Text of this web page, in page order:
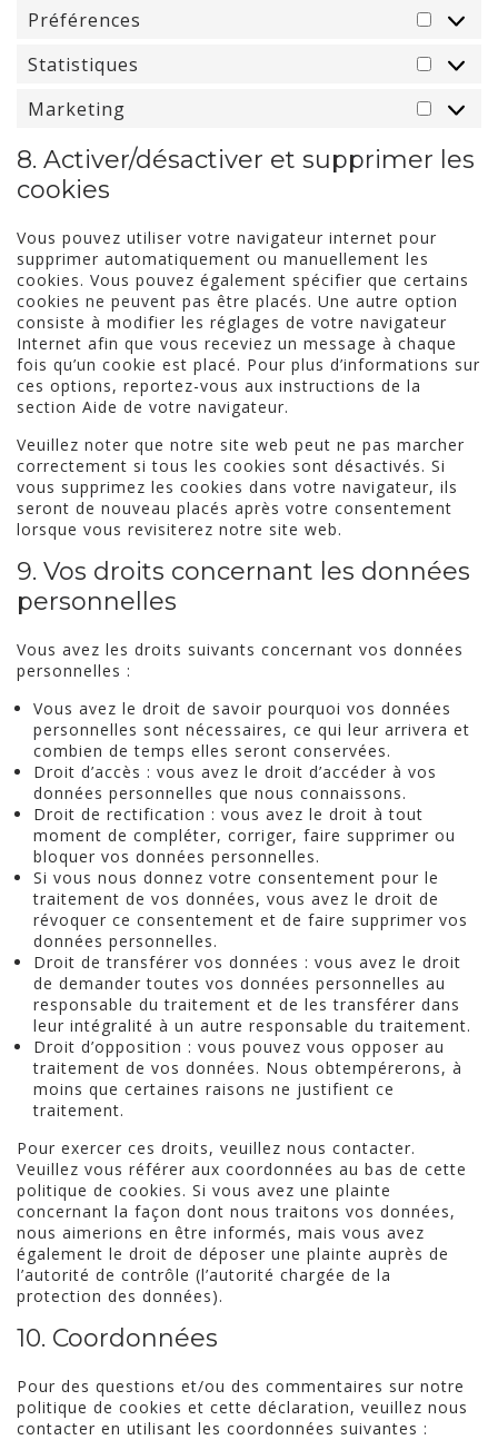
Préférences
Statistiques
Marketing
8. Activer/désactiver et supprimer les
cookies
Vous pouvez utiliser votre navigateur internet pour
supprimer automatiquement ou manuellement les
cookies. Vous pouvez également spécifier que certains
cookies ne peuvent pas être placés. Une autre option
consiste à modifier les réglages de votre navigateur
Internet afin que vous receviez un message à chaque
fois qu’un cookie est placé. Pour plus d’informations sur
ces options, reportez-vous aux instructions de la
section Aide de votre navigateur.
Veuillez noter que notre site web peut ne pas marcher
correctement si tous les cookies sont désactivés. Si
vous supprimez les cookies dans votre navigateur, ils
seront de nouveau placés après votre consentement
lorsque vous revisiterez notre site web.
9. Vos droits concernant les données
personnelles
Vous avez les droits suivants concernant vos données
personnelles :
Vous avez le droit de savoir pourquoi vos données
personnelles sont nécessaires, ce qui leur arrivera et
combien de temps elles seront conservées.
Droit d’accès : vous avez le droit d’accéder à vos
données personnelles que nous connaissons.
Droit de rectification : vous avez le droit à tout
moment de compléter, corriger, faire supprimer ou
bloquer vos données personnelles.
Si vous nous donnez votre consentement pour le
traitement de vos données, vous avez le droit de
révoquer ce consentement et de faire supprimer vos
données personnelles.
Droit de transférer vos données : vous avez le droit
de demander toutes vos données personnelles au
responsable du traitement et de les transférer dans
leur intégralité à un autre responsable du traitement.
Droit d’opposition : vous pouvez vous opposer au
traitement de vos données. Nous obtempérerons, à
moins que certaines raisons ne justifient ce
traitement.
Pour exercer ces droits, veuillez nous contacter.
Veuillez vous référer aux coordonnées au bas de cette
politique de cookies. Si vous avez une plainte
concernant la façon dont nous traitons vos données,
nous aimerions en être informés, mais vous avez
également le droit de déposer une plainte auprès de
l’autorité de contrôle (l’autorité chargée de la
protection des données).
10. Coordonnées
Pour des questions et/ou des commentaires sur notre
politique de cookies et cette déclaration, veuillez nous
contacter en utilisant les coordonnées suivantes :